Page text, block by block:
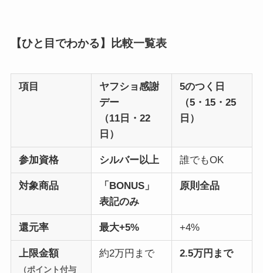
【ひと目でわかる】比較一覧表
項目
ヤフショ感謝
デー
（11日・22
日）
5のつく日
（5・15・25
日）
参加資格 シルバー以上 誰でもOK
対象商品
「BONUS」
表記のみ
原則全品
還元率 最大+5% +4%
上限金額
（ポイント付与
約2万円まで 2.5万円まで